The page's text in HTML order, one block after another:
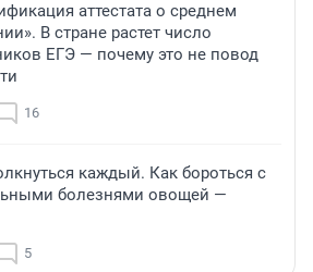
аттестата о среднем
В стране растет число
ЕГЭ — почему это не повод
16
каждый. Как бороться с
болезнями овощей —
5